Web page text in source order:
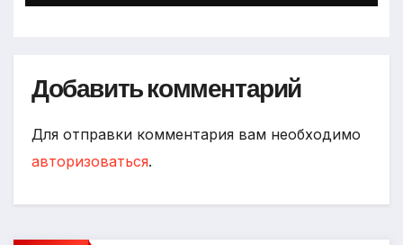
Добавить комментарий
Для отправки комментария вам необходимо
авторизоваться.